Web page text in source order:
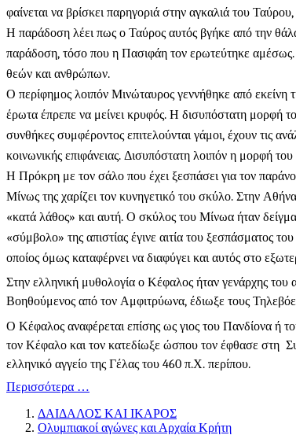
φαίνεται να βρίσκει παρηγοριά στην αγκαλιά του
Η παράδοση λέει πως ο Ταύρος αυτός βγήκε από την
παράδοση, τόσο που η Πασιφάη τον ερωτεύτηκε
θεών και ανθρώπων.
Ο περίφημος λοιπόν Μινώταυρος γεννήθηκε από
έρωτα έπρεπε να μείνει κρυφός. Η δισυπόστατη μορφή
συνθήκες συμφέροντος επιτελούνται γάμοι, έχουν τις
κοινωνικής επιφάνειας. Δισυπόστατη λοιπόν η μορφή
Η Πρόκρη με τον σάλο που έχει ξεσπάσει για τον
Μίνως της χαρίζει τον κυνηγετικό του σκύλο. Στην
«κατά λάθος» και αυτή. Ο σκύλος του Μίνωα ήταν
«σύμβολο» της απιστίας έγινε αιτία του ξεσπάσματος
οποίος όμως καταφέρνει να διαφύγει και αυτός στο
Στην ελληνική μυθολογία ο Κέφαλος ήταν γενάρχης
Βοηθούμενος από τον Αμφιτρύωνα, έδιωξε τους
Ο Κέφαλος αναφέρεται επίσης ως γιος του Πανδίονα ή
τον Κέφαλο και τον κατεδίωξε ώσπου τον έφθασε στη
ελληνικό αγγείο της Γέλας του 460 π.Χ. περίπου.
Περισσότερα …
ΔΑΙΔΑΛΟΣ ΚΑΙ ΙΚΑΡΟΣ
Ολυμπιακοί αγώνες και Αρχαία Κρήτη